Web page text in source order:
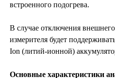
встроенного подогрева.
В случае отключения
измерителя будет
Ion (литий-ионной)
Основные характеристики